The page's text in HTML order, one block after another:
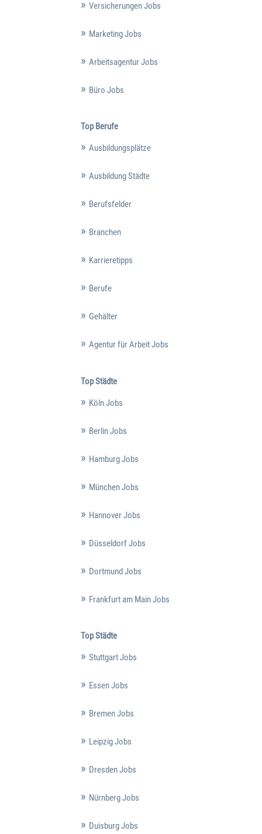
Versicherungen Jobs
Marketing Jobs
Arbeitsagentur Jobs
Büro Jobs
Top Berufe
Ausbildungsplätze
Ausbildung Städte
Berufsfelder
Branchen
Karrieretipps
Berufe
Gehälter
Agentur für Arbeit Jobs
Top Städte
Köln Jobs
Berlin Jobs
Hamburg Jobs
München Jobs
Hannover Jobs
Düsseldorf Jobs
Dortmund Jobs
Frankfurt am Main Jobs
Top Städte
Stuttgart Jobs
Essen Jobs
Bremen Jobs
Leipzig Jobs
Dresden Jobs
Nürnberg Jobs
Duisburg Jobs